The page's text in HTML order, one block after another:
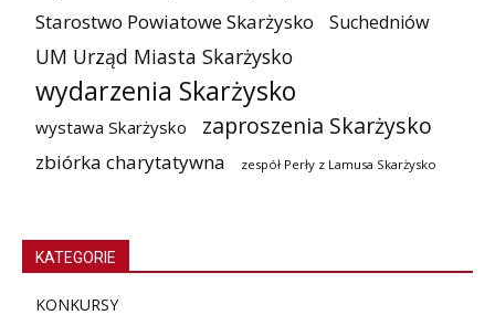
Starostwo Powiatowe Skarżysko Suchedniów
UM Urząd Miasta Skarżysko
wydarzenia Skarżysko
wystawa Skarżysko zaproszenia Skarżysko
zbiórka charytatywna zespół Perły z Lamusa Skarżysko
KATEGORIE
KONKURSY